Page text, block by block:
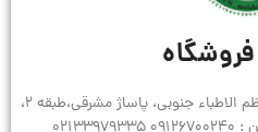
تـهـــــران،خیابان امیر کبیر،کوچه ناظم الاطباء جنوبی، پاساژ مشرقی،طبقه 2،